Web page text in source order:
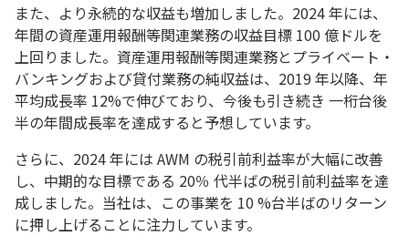
また、より永続的な収益も増加しました。2024 年には、
年間の資産運用報酬等関連業務の収益目標 100 億ドルを
上回りました。資産運用報酬等関連業務とプライベート・
バンキングおよび貸付業務の純収益は、2019 年以降、年
平均成長率 12%で伸びており、今後も引き続き 一桁台後
半の年間成長率を達成すると予想しています。
さらに、2024 年には AWM の税引前利益率が大幅に改善
し、中期的な目標である 20％ 代半ばの税引前利益率を達
成しました。当社は、この事業を 10 %台半ばのリターン
に押し上げることに注力しています。